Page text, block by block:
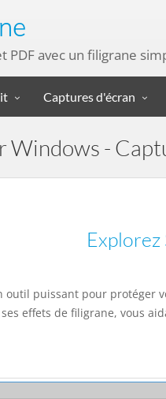
PDF avec un filigrane
Captures d'écran
Windows -
outil puissant pour protéger
effets de filigrane, vous